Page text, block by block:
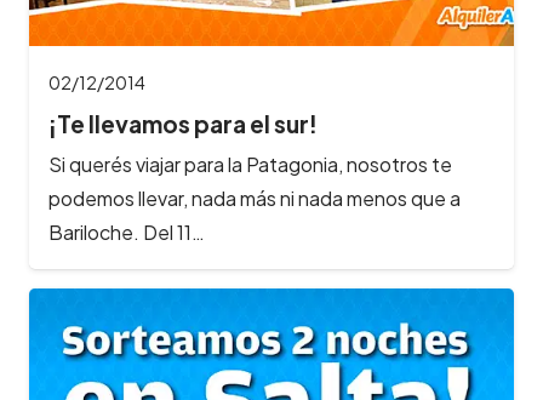
02/12/2014
¡Te llevamos para el sur!
Si querés viajar para la Patagonia, nosotros te
podemos llevar, nada más ni nada menos que a
Bariloche. Del 11…